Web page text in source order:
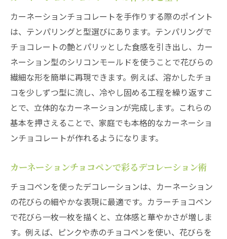
カーネーションチョコレートを手作りする際のポイント
は、テンパリングと型選びにあります。テンパリングで
チョコレートの艶とパリッとした食感を引き出し、カー
ネーション型のシリコンモールドを使うことで花びらの
繊細な形を簡単に再現できます。例えば、溶かしたチョ
コを少しずつ型に流し、冷やし固める工程を繰り返すこ
とで、立体的なカーネーションが完成します。これらの
基本を押さえることで、家庭でも本格的なカーネーショ
ンチョコレートが作れるようになります。
カーネーションチョコペンで彩るデコレーション術
チョコペンを使ったデコレーションは、カーネーション
の花びらの細やかな表現に最適です。カラーチョコペン
で花びら一枚一枚を描くと、立体感と華やかさが増しま
す。例えば、ピンクや赤のチョコペンを使い、花びらを